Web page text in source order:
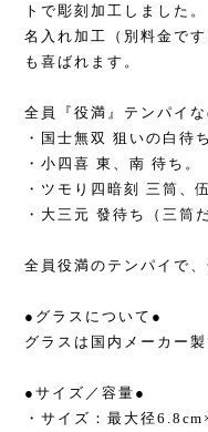
トで彫刻加工しました。
名入れ加工（別料金で
も喜ばれます。
全員『役満』テンパイ
・国士無双 狙いの白待ち
・小四喜 東、南 待ち。
・ツモり四暗刻 三筒、
・大三元 發待ち（三筒
全員役満のテンパイで、
●グラスについて●
グラスは国内メーカー製
●サイズ／容量●
・サイズ：最大径